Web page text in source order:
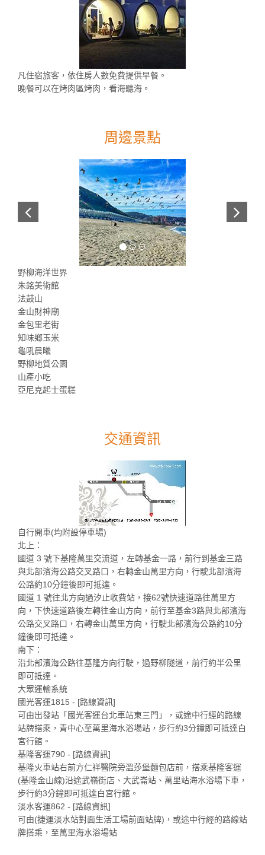
凡住宿旅客，依住房人數免費提供早餐。
晚餐可以在烤肉區烤肉，看海聽海。
周邊景點
野柳海洋世界
朱銘美術館
法鼓山
金山財神廟
金包里老街
知味鄉玉米
龜吼晨曦
野柳地質公園
山產小吃
亞尼克起士蛋糕
交通資訊
自行開車(均附設停車場)
北上：
國道 3 號下基隆萬里交流道，左轉基金一路，前行到基金三路
與北部濱海公路交叉路口，右轉金山萬里方向，行駛北部濱海
公路約10分鐘後即可抵達。
國道 1 號往北方向過汐止收費站，接62號快速道路往萬里方
向，下快速道路後左轉往金山方向，前行至基金3路與北部濱海
公路交叉路口，右轉金山萬里方向，行駛北部濱海公路約10分
鐘後即可抵達。
南下：
沿北部濱海公路往基隆方向行駛，過野柳隧道，前行約半公里
即可抵達。
大眾運輸系統
國光客運1815 - [路線資訊]
可由出發站「國光客運台北車站東三門」，或途中行經的路線
站牌搭乘，青中心至萬里海水浴場站，步行約3分鐘即可抵達白
宮行館。
基隆客運790 - [路線資訊]
基隆火車站右前方仁祥醫院旁溫莎堡麵包店前，搭乘基隆客運
(基隆金山線)沿途武嶺街店、大武崙站、萬里站海水浴場下車，
步行約3分鐘即可抵達白宮行館。
淡水客運862 - [路線資訊]
可由(捷運淡水站對面生活工場前面站牌)，或途中行經的路線站
牌搭乘，至萬里海水浴場站